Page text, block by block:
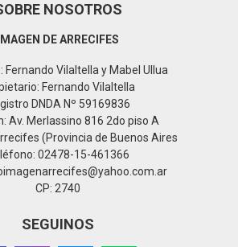
NOSOTROS
IMAGEN DE ARRECIFES
Fernando Vilaltella y Mabel Ullua
Fernando Vilaltella
DNDA Nº 59169836
Av. Merlassino 816 2do piso A
(Provincia de Buenos Aires
02478-15-461366
CP: 2740
SEGUINOS